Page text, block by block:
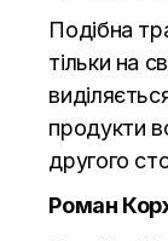
Подібна
тільки на
продукти
другого
Роман